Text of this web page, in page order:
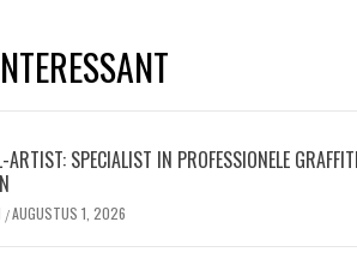
ARTIST: SPECIALIST IN PROFESSIONELE
/AUGUSTUS 1, 2026